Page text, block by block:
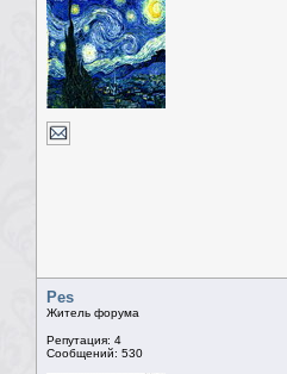
Pes
Житель форума
Репутация: 4
Сообщений: 530